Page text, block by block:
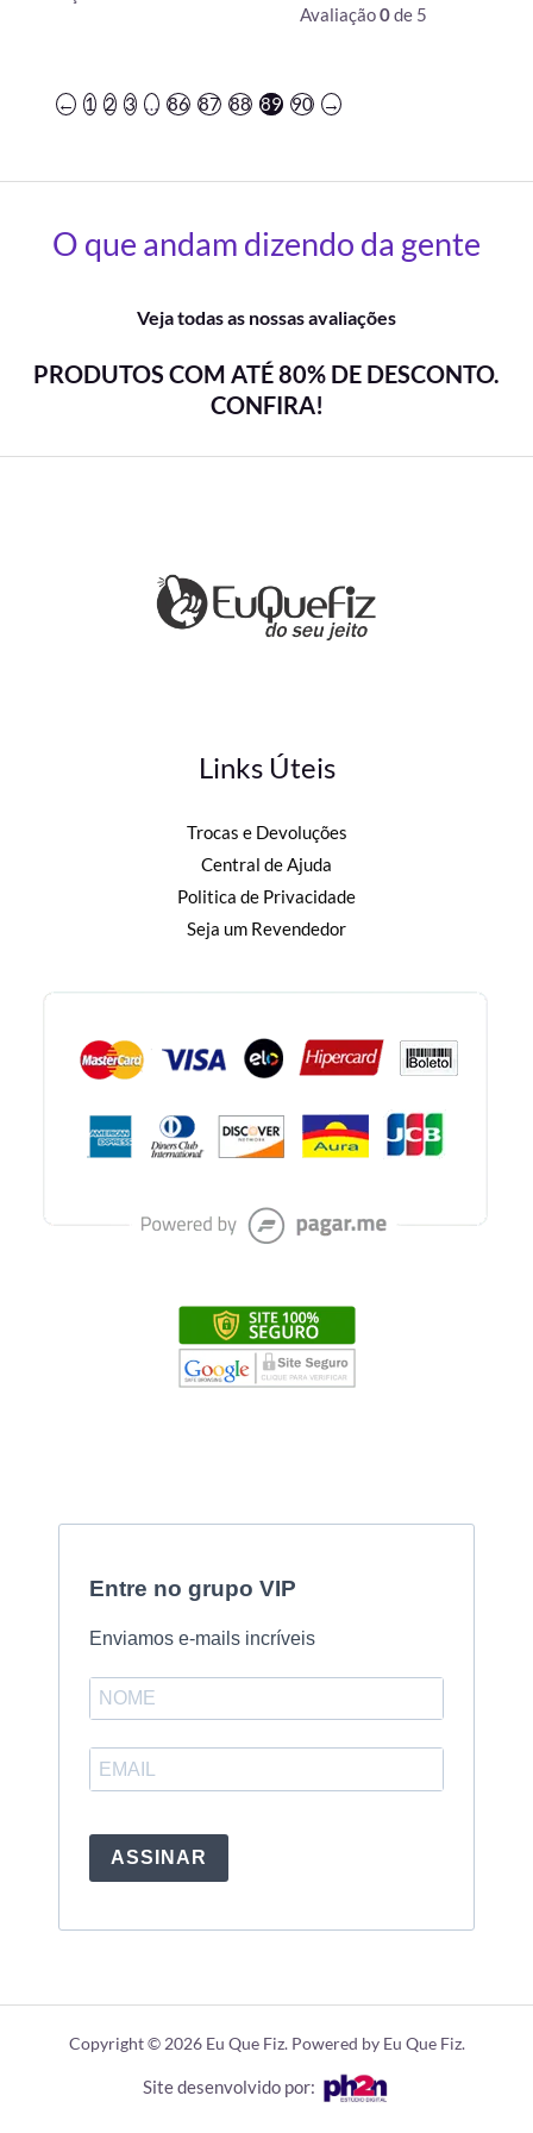
Avaliação0de 5
← 1 2 3 … 86 87 88 89 90 →
O que andam dizendo da gente
Veja todas as nossas avaliações
PRODUTOS COM ATÉ 80% DE DESCONTO.
CONFIRA!
Links Úteis
Trocas e Devoluções
Central de Ajuda
Politica de Privacidade
Seja um Revendedor
Entre no grupo VIP
Enviamos e-mails incríveis
ASSINAR
Copyright © 2026 Eu Que Fiz. Powered by Eu Que Fiz.
Site desenvolvido por: